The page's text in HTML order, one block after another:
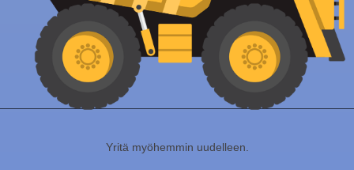
Yritä myöhemmin uudelleen.